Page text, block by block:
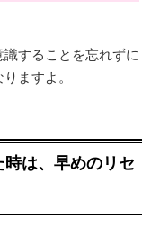
することを忘れずに
ますよ。
は、早めのリセ